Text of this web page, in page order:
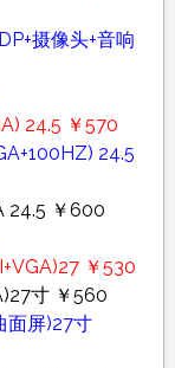
摄像头+音响
24.5 ￥570
24.5
24.5 ￥600
￥530
寸 ￥560
面屏)27寸